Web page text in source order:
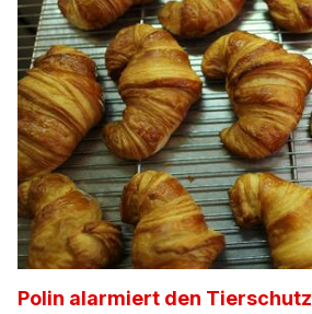
Polin alarmiert den Tierschutz